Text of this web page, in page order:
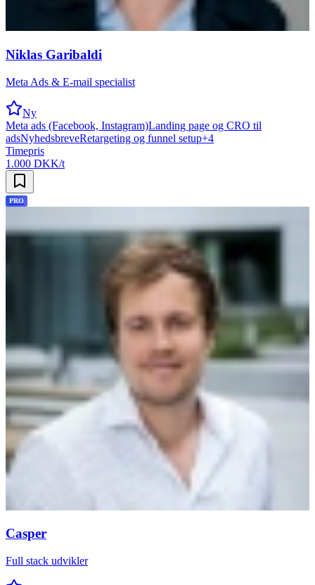
Niklas Garibaldi
Meta Ads & E-mail specialist
Ny
Meta ads (Facebook, Instagram)Landing page og CRO til
adsNyhedsbreveRetargeting og funnel setup+4
Timepris
1.000 DKK/t
PRO
Casper
Full stack udvikler